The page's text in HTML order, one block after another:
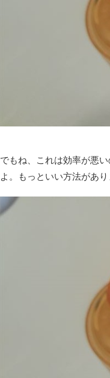
でもね、これは効率が悪
よ。もっといい方法があり